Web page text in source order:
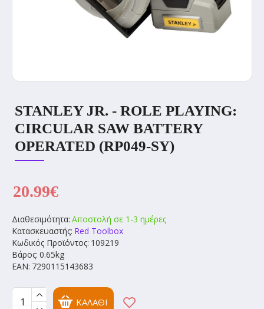
STANLEY JR. - ROLE PLAYING:
CIRCULAR SAW BATTERY
OPERATED (RP049-SY)
Διαθεσιμότητα: Αποστολή σε 1-3 ημέρες
Κατασκευαστής: Red Toolbox
Κωδικός Προϊόντος: 109219
Βάρος: 0.65kg
EAN: 7290115143683
20.99€
ΚΑΛΆΘΙ